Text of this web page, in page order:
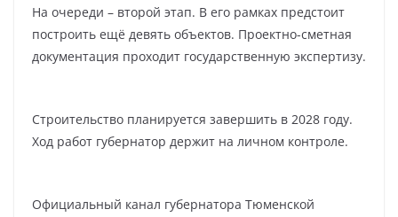
На очереди – второй этап. В его рамках предстоит
построить ещё девять объектов. Проектно-сметная
документация проходит государственную экспертизу.
Строительство планируется завершить в 2028 году.
Ход работ губернатор держит на личном контроле.
Официальный канал губернатора Тюменской